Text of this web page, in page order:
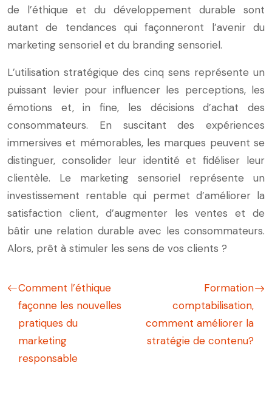
de l’éthique et du développement durable sont
autant de tendances qui façonneront l’avenir du
marketing sensoriel et du branding sensoriel.
L’utilisation stratégique des cinq sens représente un
puissant levier pour influencer les perceptions, les
émotions et, in fine, les décisions d’achat des
consommateurs. En suscitant des expériences
immersives et mémorables, les marques peuvent se
distinguer, consolider leur identité et fidéliser leur
clientèle. Le marketing sensoriel représente un
investissement rentable qui permet d’améliorer la
satisfaction client, d’augmenter les ventes et de
bâtir une relation durable avec les consommateurs.
Alors, prêt à stimuler les sens de vos clients ?
Comment l’éthique
façonne les nouvelles
pratiques du
marketing
responsable
Formation
comptabilisation,
comment améliorer la
stratégie de contenu?